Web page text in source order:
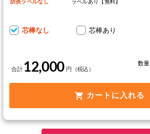
12,000
防炎ラベルなし ラベルあり【無料】
芯棒なし 芯棒あり
数量
カートに入れる